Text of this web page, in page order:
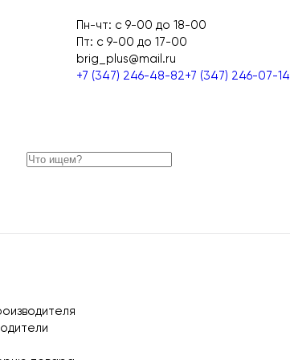
Пн-чт: с 9-00 до 18-00
Пт: с 9-00 до 17-00
brig_plus@mail.ru
+7 (347) 246-48-82+7 (347) 246-07-14